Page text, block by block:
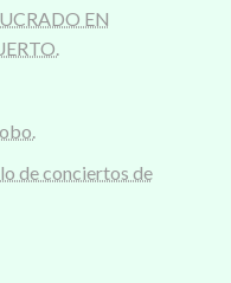
EN
de conciertos de